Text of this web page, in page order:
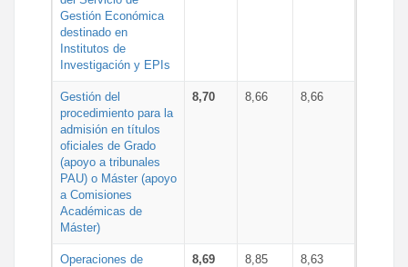
Gestión Económica
destinado en
Institutos de
Investigación y EPIs
Gestión del
procedimiento para la
admisión en títulos
oficiales de Grado
(apoyo a tribunales
PAU) o Máster (apoyo
a Comisiones
Académicas de
Máster)
8,70 8,66 8,66
Operaciones de
8,69 8,85 8,63